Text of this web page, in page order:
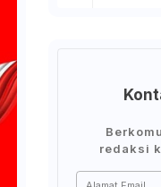
redaksi